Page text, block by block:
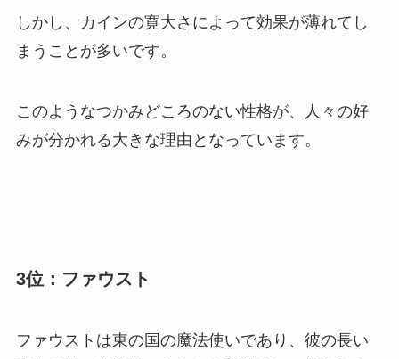
しかし、カインの寛大さによって効果が薄れてし
まうことが多いです。
このようなつかみどころのない性格が、人々の好
みが分かれる大きな理由となっています。
3位：ファウスト
ファウストは東の国の魔法使いであり、彼の長い